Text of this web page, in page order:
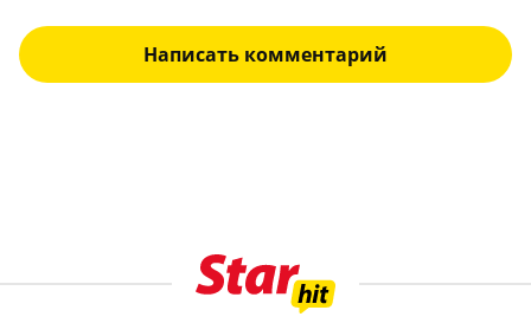
Написать комментарий